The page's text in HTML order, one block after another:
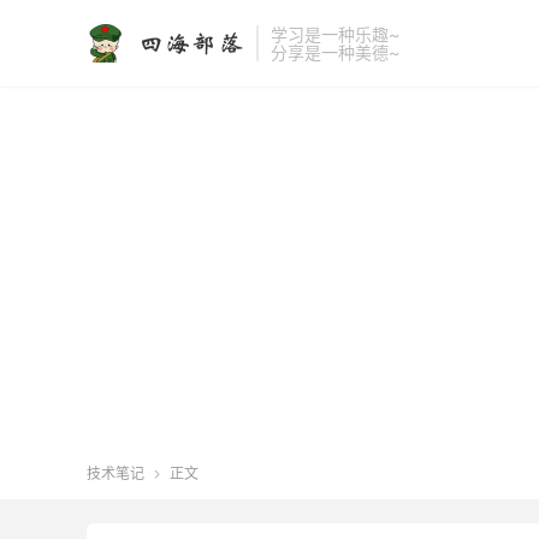
学习是一种乐趣~
分享是一种美德~
技术笔记  正文